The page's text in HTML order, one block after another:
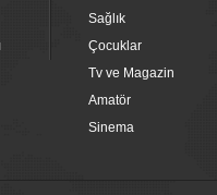
Sağlık
Çocuklar
Tv ve Magazin
Amatör
Sinema